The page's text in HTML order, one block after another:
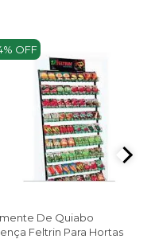
OFF
De Quiabo
Feltrin Para Hortas